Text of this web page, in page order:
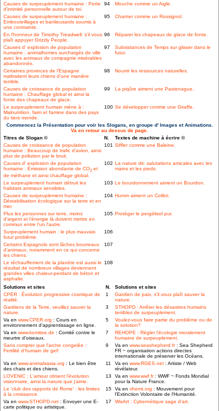
Causes de surpeuplement humaine : Perte
d'intimité personnelle autour de toi.
94 Mouche comme un Aigle.
Causes de surpeuplement humaine :
Embouteillages et banlieusards soumis à
une contrainte.
95 Chanter comme un Rossignol.
En l'honneur de Timothy Treadwell: s'il vous
plaît appuyer Grizzly People.
96 Réparer les chapeaux de glace de fonte.
Causes d' explosion de population
humaine : animalhomes surchargés de ville
avec les animaux de compagnie misérables
abandonnés.
97
Subsistances de Temps sur glisser dans le
futur.
Certaines provinces de l'Espagne
maltraitent leurs chiens d'une manière
terrible.
98 Nourrir les ressources naturelles.
Causes de croissance de population
humaine : Chauffage global et ainsi la
fonte des chapeaux de glace.
99 La piqûre aiment une Pastenague.
Le surpeuplement humain mène à :
Malnutrition, faim et famine dans des pays
du tiers monde.
100 Se développer comme une Giraffe.
Commencez la Présentation pour voir les Slogans, en groupe d' Images et Animations.
Va en retour au dessus de page.
Titres de Slogan ©
N.
Textes de machine à écrire ©
Causes de croissance de population
humaine : Beaucoup de trafic d'avion, ainsi
plus de pollution par le bruit.
101 Siffler comme une Baleine.
Causes d' explosion de population
humaine : Émission abondante de CO2 et
de méthane et ainsi chauffage global.
102 La nature dit: salutations amicales avec les
mains et les pieds.
Le surpeuplement humain détruit les
habitats animaux sensibles.
103 Le bourdonnement aiment un Bourdon.
Causes de surpeuplement humaine :
Déstabilisation écologique sur la terre et en
mer.
104 Humm aiment un Colibri.
Plus les personnes sur terre, moins
d'argent et l'énergie là doivent mettre en
commun entre l'un l'autre.
105 Protéger le pergélisol pur.
Surpeuplement humain : le plus mauvais
futur problème.
106
Certains Espagnols sont lâches bourreaux
d'animaux, notamment en ce qui concerne
les chiens.
107
Le réchauffement de la planète est aussi le
résultat de nombreux villages deviennent
grandes villes chaleur-perdant de béton et
asphalte.
108
Solutions et sites N.
Solutions et sites
CPER : Évolution progressive cosmique de
réalité.
1
Gardien de paix, s'il vous plaît sauver la
nature.
Gardiens de la Terre, veuillez sauver la
nature.
3
STHOPD : Arrêter les désastres humains
terribles de surpeuplement.
Va en www.CPER.org : Cours en
environnement d'apprentissage en ligne.
5
Voulez-vous faire partie du problème ou de
la solution?
Va en www.komitee.de : Comité contre le
meurtre d'oiseaux.
7
REHOPE : Régler l'écologie moralement
humaine de surpeuplement.
Sans compter que l'arche congelée :
Fertilité d'humain de gel!
9 Va en www.seashepherd.fr: Sea Shepherd
FR ~ organisation actions directes
internationale de préserver les Océans.
Va en www.animalsasia.org : Le bien être
des chats et des chiens.
11 Va en www.RGES.net : Artiste / Web
révélateur.
LOVENIC : L'amour obtient l'évolution
visionnaire, ainsi la nature que j'aime.
13 Va en www.wwf.fr: WWF ~ Fonds Mondial
pour la Nature France.
Le 'club des rapports de Rome' : les limites
à la croissance.
15 Va en vhemt.org : Mouvement pour
l'Extinction Volontaire de l'Humanité.
Va en www.STHOPD.net : Envoyer une E-
carte politique ou artistique.
17 WisArt : Cybernétique sage d'art.